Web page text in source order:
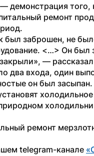
демонстрация того,
ремонт
был заброшен, не
<…> Он был
—
два входа, один
он был
ремонт
telegram-канале